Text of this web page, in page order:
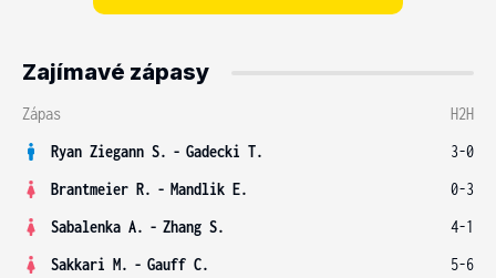
Zajímavé zápasy
Zápas
H2H
Ryan Ziegann S. - Gadecki T.
3-0
Brantmeier R. - Mandlik E.
0-3
Sabalenka A. - Zhang S.
4-1
Sakkari M. - Gauff C.
5-6